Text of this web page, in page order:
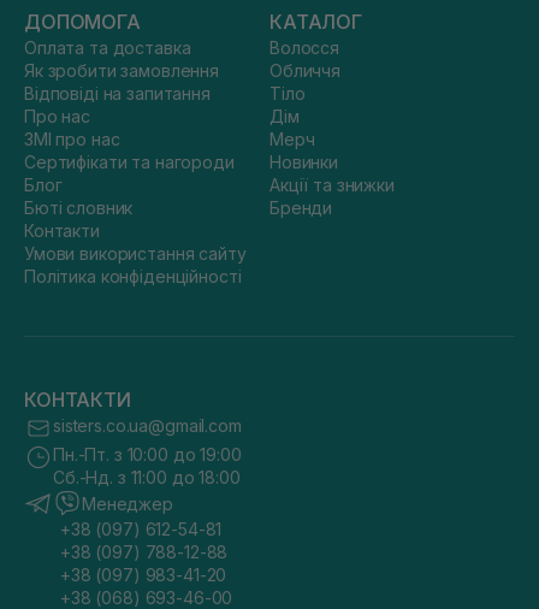
ДОПОМОГА
Оплата та доставка
Як зробити замовлення
Відповіді на запитання
Про нас
ЗМІ про нас
Сертифікати та нагороди
Блог
Бюті словник
Контакти
Умови використання сайту
Політика конфіденційності
КАТАЛОГ
Волосся
Обличчя
Тіло
Дім
Мерч
Новинки
Акції та знижки
Бренди
КОНТАКТИ
sisters.co.ua@gmail.com
Пн.-Пт. з 10:00 до 19:00
Сб.-Нд. з 11:00 до 18:00
Менеджер
+38 (097) 612-54-81
+38 (097) 788-12-88
+38 (097) 983-41-20
+38 (068) 693-46-00